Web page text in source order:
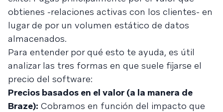
obtienes -relaciones activas con los clientes- en
lugar de por un volumen estático de datos
almacenados.
Para entender por qué esto te ayuda, es útil
analizar las tres formas en que suele fijarse el
precio del software:
Precios basados en el valor (a la manera de
Braze): Cobramos en función del impacto que